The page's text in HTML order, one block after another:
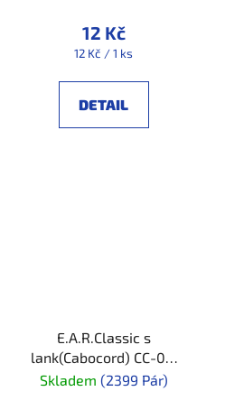
12 Kč
Měrná
12 Kč / 1 ks
DETAIL
E.A.R.Classic s
lank(Cabocord) CC-01-
000
Skladem (2399 Pár)